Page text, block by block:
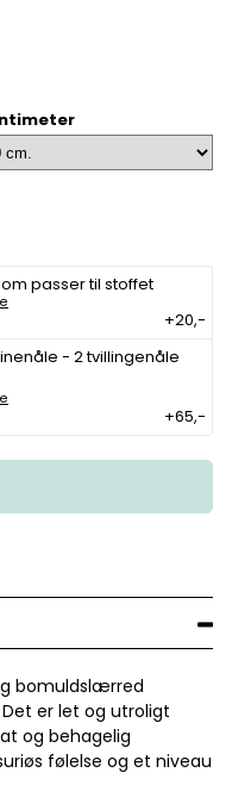
passer til stoffet
+20,-
- 2 tvillingenåle
+65,-
bomuldslærred
er let og utroligt
og behagelig
følelse og et niveau